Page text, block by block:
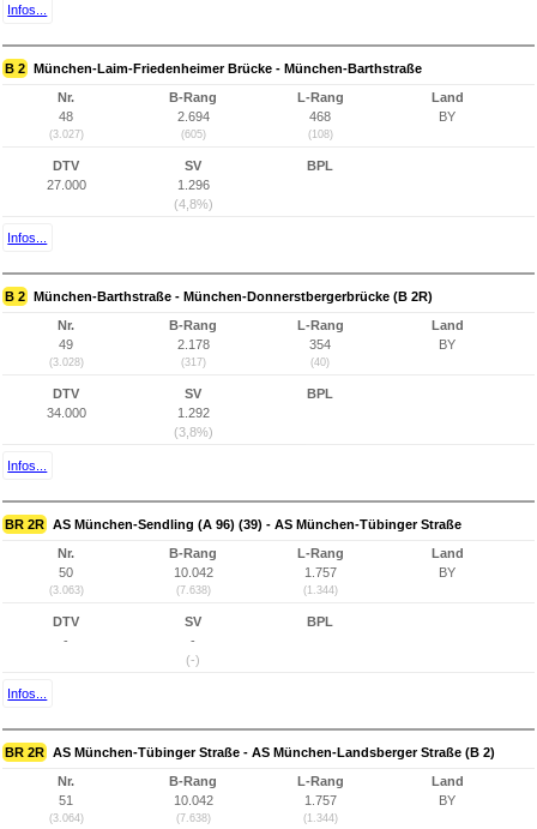
Infos...
B 2 München-Laim-Friedenheimer Brücke - München-Barthstraße
Nr.
48
(3.027)
B-Rang
2.694
(605)
L-Rang
468
(108)
Land
BY
DTV
27.000
SV
1.296
(4,8%)
BPL
Infos...
B 2 München-Barthstraße - München-Donnerstbergerbrücke (B 2R)
Nr.
49
(3.028)
B-Rang
2.178
(317)
L-Rang
354
(40)
Land
BY
DTV
34.000
SV
1.292
(3,8%)
BPL
Infos...
BR 2R AS München-Sendling (A 96) (39) - AS München-Tübinger Straße
Nr.
50
(3.063)
B-Rang
10.042
(7.638)
L-Rang
1.757
(1.344)
Land
BY
DTV
-
SV
-
(-)
BPL
Infos...
BR 2R AS München-Tübinger Straße - AS München-Landsberger Straße (B 2)
Nr.
51
(3.064)
B-Rang
10.042
(7.638)
L-Rang
1.757
(1.344)
Land
BY